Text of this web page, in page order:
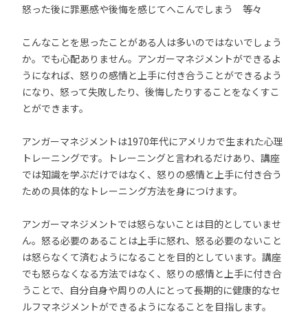
怒った後に罪悪感や後悔を感じてへこんでしまう 等々
こんなことを思ったことがある人は多いのではないでしょう
か。でも心配ありません。アンガーマネジメントができるよ
うになれば、怒りの感情と上手に付き合うことができるよう
になり、怒って失敗したり、後悔したりすることをなくすこ
とができます。
アンガーマネジメントは1970年代にアメリカで生まれた心理
トレーニングです。トレーニングと言われるだけあり、講座
では知識を学ぶだけではなく、怒りの感情と上手に付き合う
ための具体的なトレーニング方法を身につけます。
アンガーマネジメントでは怒らないことは目的としていませ
ん。怒る必要のあることは上手に怒れ、怒る必要のないこと
は怒らなくて済むようになることを目的としています。講座
でも怒らなくなる方法ではなく、怒りの感情と上手に付き合
うことで、自分自身や周りの人にとって長期的に健康的なセ
ルフマネジメントができるようになることを目指します。